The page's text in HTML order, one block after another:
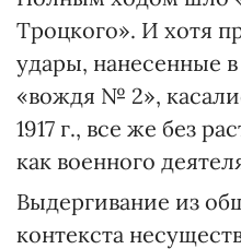
Троцкого». И хотя
удары, нанесенные
«вождя № 2»,
1917 г., все же без
как военного
Выдергивание из
контекста